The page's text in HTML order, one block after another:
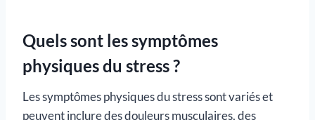
Quels sont les symptômes
physiques du stress ?
Les symptômes physiques du stress sont variés et
peuvent inclure des douleurs musculaires, des